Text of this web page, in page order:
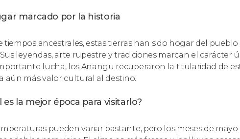
marcado por la historia
tiempos ancestrales, estas tierras han sido hogar del
leyendas, arte rupestre y tradiciones marcan el carácter
lucha, los Anangu recuperaron la titularidad de
aún más valor cultural al destino.
es la mejor época para visitarlo?
pueden variar bastante, pero los meses de